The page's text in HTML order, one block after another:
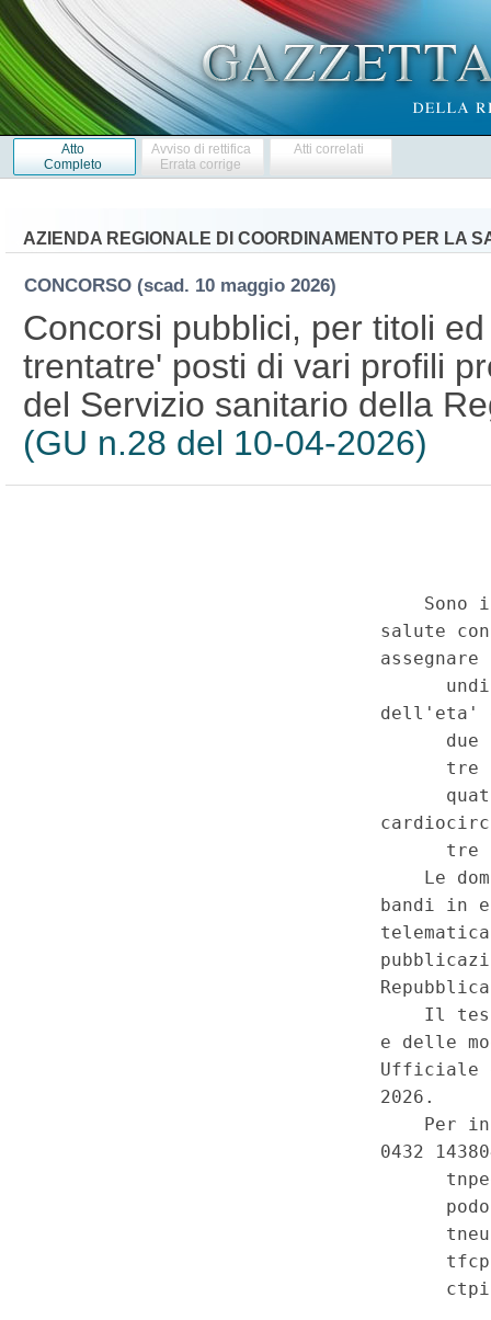
Atto
Completo
Avviso di rettifica
Errata corrige
Atti correlati
AZIENDA REGIONALE DI COORDINAMENTO PER LA
CONCORSO (scad. 10 maggio 2026)
Concorsi pubblici, per titoli
trentatre' posti di vari profili
del Servizio sanitario della
(GU n.28 del 10-04-2026)